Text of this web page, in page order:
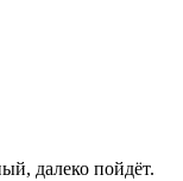
далеко пойдёт.